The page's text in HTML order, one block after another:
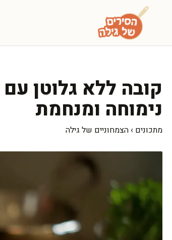
קובה ללא גלוטן
נימוחה ומנחמת
מתכונים › הצמחוניים של גילה